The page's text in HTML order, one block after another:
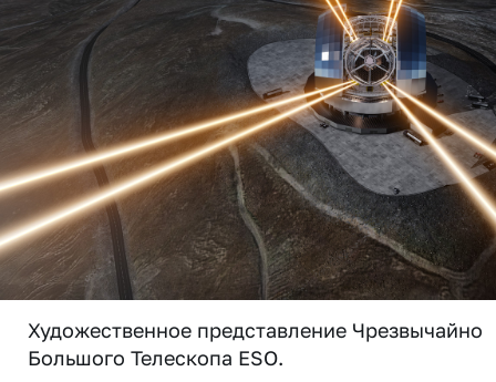
Художественное представление Чрезвычайно
Большого Телескопа ESO.